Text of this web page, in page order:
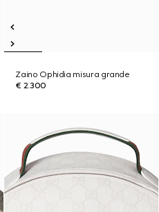
Zaino Ophidia misura grande
€ 2.300